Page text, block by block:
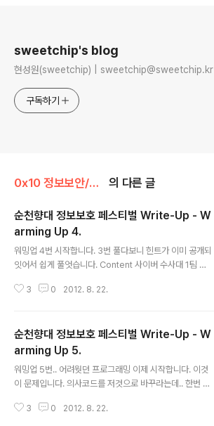
sweetchip's blog
현성원(sweetchip) | sweetchip@sweetchip.kr
구독하기
0x10 정보보안/0x13 Write-Up 의 다른 글
순천향대 정보보호 페스티벌 Write-Up - W
arming Up 4.
워밍업 4번 시작합니다. 3번 풀다보니 힌트가 이미 공개되
잇어서 쉽게 풀엇습니다. Content 사이버 수사대 1팀 김
알아내라! File: Ghost.jpg 원본 이미지는 지극~히 정상
go 를 쓰신 분도 있을것 같지만, #1. End of Image #2.
4D 5A 90 00 #3. 숨김 파일 이라는 힌트가 공개 되었습
니다. 그중 2번의 헥스코드는 실행파일의 시그니쳐 입니
다. winhex 로 사진을 열어봅시다. 위에는 지극히 정상인
시다. 찾앗습니다. 위의 end of ima..
3 0 2012. 8. 22.
순천향대 정보보호 페스티벌 Write-Up - W
arming Up 5.
워밍업 5번.. 어려웟던 프로그래밍 이제 시작합니다. 이것
이 문제입니다. 의사코드를 저것으로 바꾸라는데.. 한번 바
간중간 오버 플로우가 나는 바람에.. 고생도 했습니다. 파이
3 0 2012. 8. 22.